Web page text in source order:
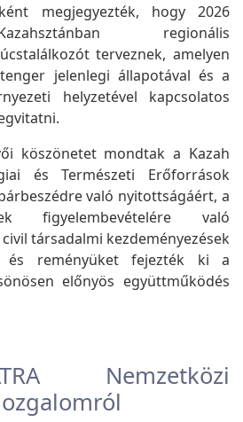
megjegyezték, hogy 2026
regionális
terveznek, amelyen
jelenlegi állapotával és a
helyzetével kapcsolatos
köszönetet mondtak a Kazah
és Természeti Erőforrások
való nyitottságáért, a
figyelembevételére való
társadalmi kezdeményezések
és reményüket fejezték ki a
előnyös együttműködés
Nemzetközi